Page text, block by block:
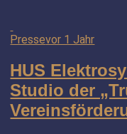
Pressevor 1 Jahr
HUS
Studio der